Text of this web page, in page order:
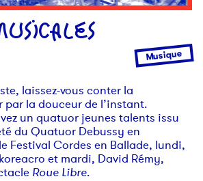
Musique
laissez-vous conter la
par la douceur de l’instant.
un quatuor jeunes talents issu
du Quatuor Debussy en
Festival Cordes en Ballade, lundi,
et mardi, David Rémy,
Roue Libre.